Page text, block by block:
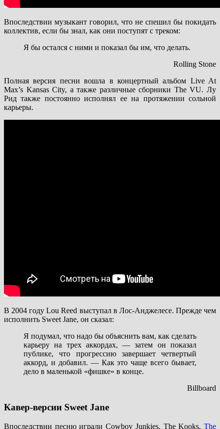
Впоследствии музыкант говорил, что не спешил бы покидать
коллектив, если бы знал, как они поступят с треком:
Я бы остался с ними и показал бы им, что делать.
Rolling Stone
Полная версия песни вошла в концертный альбом Live At
Max’s Kansas City, а также различные сборники The VU. Лу
Рид также постоянно исполнял ее на протяжении сольной
карьеры.
В 2004 году Lou Reed выступал в Лос-Анджелесе. Прежде чем
исполнить Sweet Jane, он сказал:
Я подумал, что надо бы объяснить вам, как сделать
карьеру на трех аккордах, — затем он показал
публике, что прогрессию завершает четвертый
аккорд, и добавил. — Как это чаще всего бывает,
дело в маленькой «фишке» в конце.
Billboard
Кавер-версии Sweet Jane
Впоследствии песню играли Cowboy Junkies, The Kooks, The